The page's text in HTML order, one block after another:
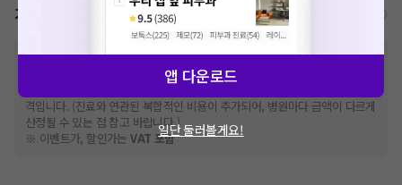
가격표 비급여/급여 진료란?
※비급여 항목의 경우,추가비용 등으로 실제 가격과 상이할 수 있으니, 정확
한 가격은 해당 의료기관에 직접 문의해주세요.
건강보험심사평가원
격입니다. (진료와 연관된 복합적인 비용이 추가되어, 병원마다 금액이 다르게
산정될 수 있는 점 참고 바랍니다.)
※ 이벤트가, 할인가는VAT 포함
앱 다운로드
일단 둘러볼게요!